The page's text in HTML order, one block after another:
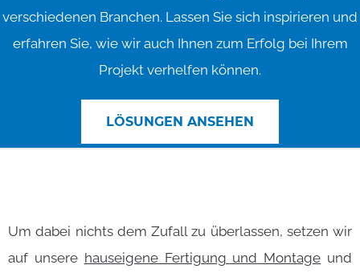
verschiedenen Branchen. Lassen Sie sich inspirieren und
erfahren Sie, wie wir auch Ihnen zum Erfolg bei Ihrem
Projekt verhelfen können.
LÖSUNGEN ANSEHEN
Um dabei nichts dem Zufall zu überlassen, setzen wir
auf unsere hauseigene Fertigung und Montage und